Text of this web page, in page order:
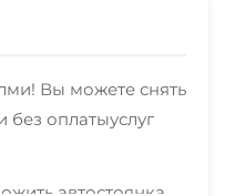
Вы можете снять
без оплатыуслуг